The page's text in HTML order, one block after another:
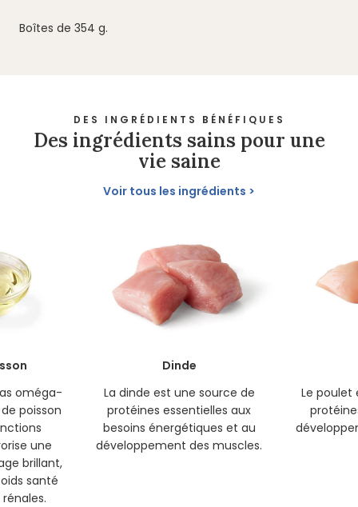
Boîtes de 354 g.
DES INGRÉDIENTS BÉNÉFIQUES
Des ingrédients sains pour une
vie saine
Voir tous les ingrédients
oméga-
poisson
une
brillant,
santé
Dinde
La dinde est une source de
protéines essentielles aux
besoins énergétiques et au
développement des muscles.
Le poulet